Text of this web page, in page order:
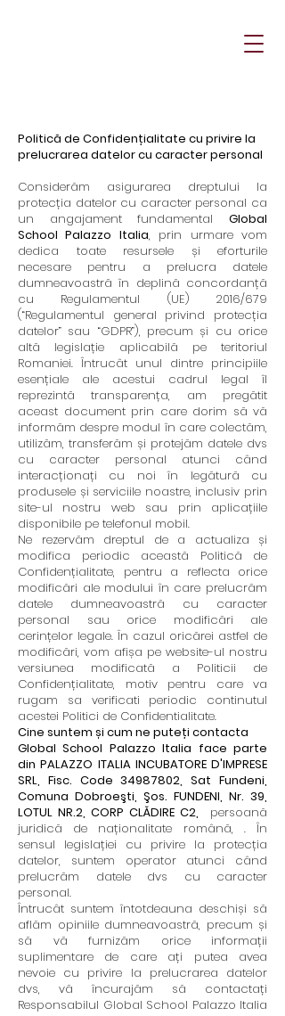
Politică de Confidențialitate cu privire la
prelucrarea datelor cu caracter personal
Considerăm asigurarea dreptului la
protecția datelor cu caracter personal ca
un angajament fundamental Global
School Palazzo Italia, prin urmare vom
dedica toate resursele și eforturile
necesare pentru a prelucra datele
dumneavoastră în deplină concordanță
cu Regulamentul (UE) 2016/679
(“Regulamentul general privind protecția
datelor” sau “GDPR”), precum și cu orice
altă legislație aplicabilă pe teritoriul
Romaniei. Întrucât unul dintre principiile
esențiale ale acestui cadrul legal îl
reprezintă transparența, am pregătit
aceast document prin care dorim să vă
informăm despre modul în care colectăm,
utilizăm, transferăm și protejăm datele dvs
cu caracter personal atunci când
interacționați cu noi în legătură cu
produsele și serviciile noastre, inclusiv prin
site-ul nostru web sau prin aplicațiile
disponibile pe telefonul mobil.
Ne rezervăm dreptul de a actualiza și
modifica periodic această Politică de
Confidențialitate, pentru a reflecta orice
modificări ale modului în care prelucrăm
datele dumneavoastră cu caracter
personal sau orice modificări ale
cerințelor legale. În cazul oricărei astfel de
modificări, vom afișa pe website-ul nostru
versiunea modificată a Politicii de
Confidențialitate, motiv pentru care va
rugam sa verificati periodic continutul
acestei Politici de Confidentialitate.
Cine suntem și cum ne puteți contacta
Global School Palazzo Italia face parte
din PALAZZO ITALIA INCUBATORE D'IMPRESE
SRL, Fisc. Code34987802, Sat Fundeni,
Comuna Dobroeşti, Şos. FUNDENI, Nr. 39,
LOTUL NR.2, CORP CLĂDIRE C2,
persoană
juridică de naționalitate română, . În
sensul legislației cu privire la protecția
datelor, suntem operator atunci când
prelucrăm datele dvs cu caracter
personal.
Întrucât suntem întotdeauna deschiși să
aflăm opiniile dumneavoastră, precum și
să vă furnizăm orice informații
suplimentare de care ați putea avea
nevoie cu privire la prelucrarea datelor
dvs, vă încurajăm să contactați
Responsabilul Global School Palazzo Italia